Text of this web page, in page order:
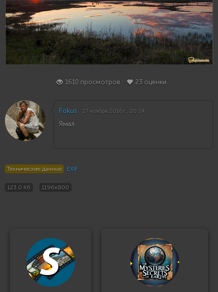
23
1610 просмотров 23 оценки
Fokus 27 ноября 2016 г., 20:24
Ямал
Технические данные EXIF
123.0 Кб 1196x800